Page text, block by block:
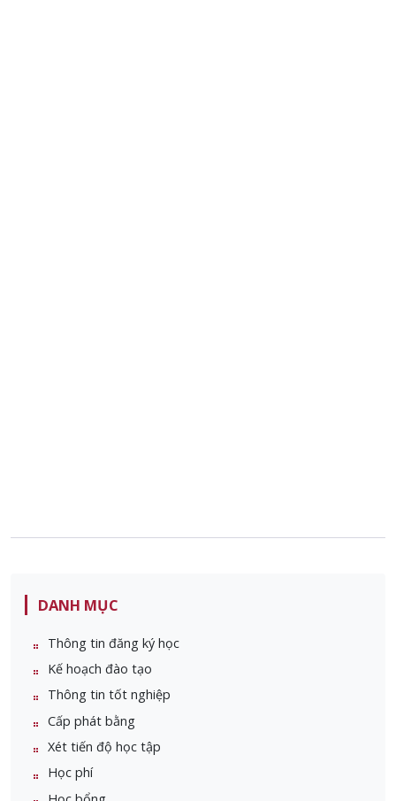
DANH MỤC
Thông tin đăng ký học
Kế hoạch đào tạo
Thông tin tốt nghiệp
Cấp phát bằng
Xét tiến độ học tập
Học phí